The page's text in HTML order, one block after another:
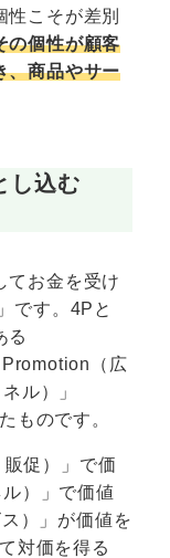
性こそが差別
の個性が顧客
、商品やサー
し込む
てお金を受け
です。4Pと
る
Promotion（広
ル）」
ものです。
促）」で価
）」で価値
）」が価値を
対価を得る